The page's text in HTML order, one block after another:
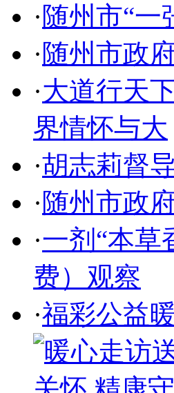
·随州市“一
·随州市政
·大道行天
界情怀与大
·胡志莉督
·随州市政
·一剂“本
费）观察
·福彩公益